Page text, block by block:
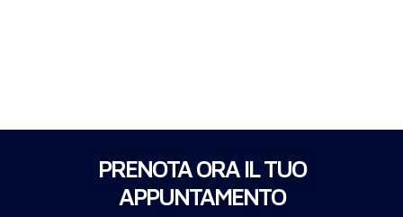
PRENOTA ORA IL TUO
APPUNTAMENTO